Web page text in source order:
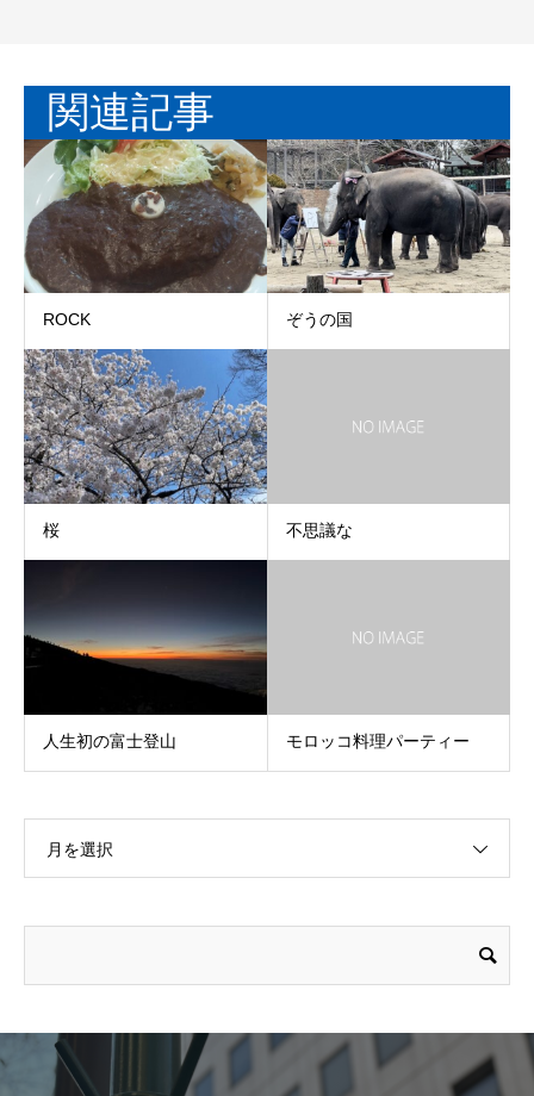
関連記事
ROCK ぞうの国
桜 不思議な
人生初の富士登山 モロッコ料理パーティー
月を選択